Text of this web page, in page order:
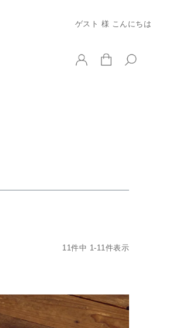
ゲスト 様 こんにちは
11 件中 1 -11 件表示